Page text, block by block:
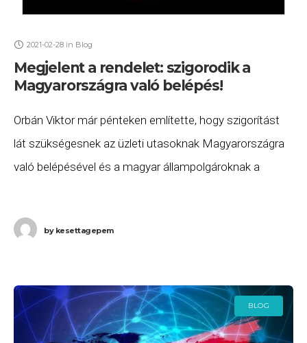
2021-02-28 in Blog
Megjelent a rendelet: szigorodik a
Magyarországra való belépés!
Orbán Viktor már pénteken említette, hogy szigorítást
lát szükségesnek az üzleti utasoknak Magyarországra
való belépésével és a magyar állampolgároknak a
bykesettagepem
BLOG